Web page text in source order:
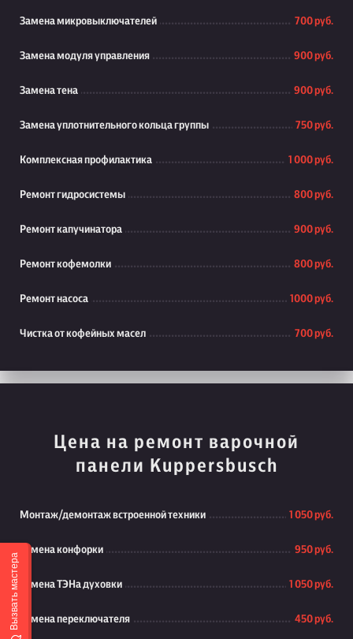
Замена микровыключателей 700 руб.
Замена модуля управления 900 руб.
Замена тена 900 руб.
Замена уплотнительного кольца группы 750 руб.
Комплексная профилактика 1 000 руб.
Ремонт гидросистемы 800 руб.
Ремонт капучинатора 900 руб.
Ремонт кофемолки 800 руб.
Ремонт насоса 1000 руб.
Чистка от кофейных масел 700 руб.
Цена на ремонт варочной
панели Kuppersbusch
Монтаж/демонтаж встроенной техники 1 050 руб.
Замена конфорки 950 руб.
Замена ТЭНа духовки 1 050 руб.
Замена переключателя 450 руб.
Вызвать мастера